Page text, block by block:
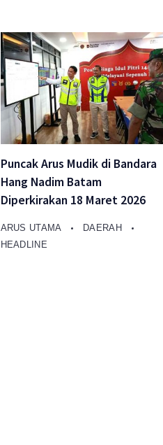
Puncak Arus Mudik di Bandara
Hang Nadim Batam
Diperkirakan 18 Maret 2026
ARUS UTAMA
DAERAH
HEADLINE